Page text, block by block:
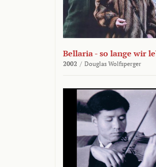
Bellaria - so lange wir
2002 / Douglas Wolfsperger